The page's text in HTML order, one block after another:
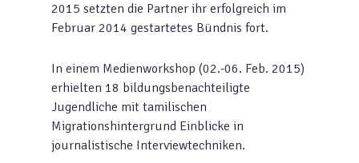
2015 setzten die Partner ihr erfolgreich im
Februar 2014 gestartetes Bündnis fort.
In einem Medienworkshop (02.-06. Feb. 2015)
erhielten 18 bildungsbenachteiligte
Jugendliche mit tamilischen
Migrationshintergrund Einblicke in
journalistische Interviewtechniken.